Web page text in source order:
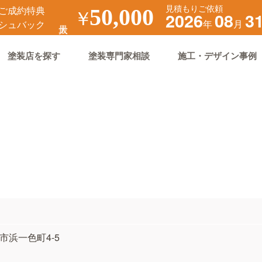
成約特典
ュバック
￥50,000 見積もりご依頼
2026年08月
塗装店を探す 塗装専門家相談 施工・デザイン事例
浜一色町4-5